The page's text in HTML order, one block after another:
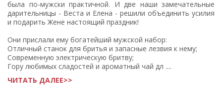
была по-мужски практичной. И две наши замечательные
дарительницы - Веста и Елена - решили объединить усилия
и подарить Жене настоящий праздник!
Они прислали ему богатейший мужской набор:
Отличный станок для бритья и запасные лезвия к нему;
Современную электрическую бритву;
Гору любимых сладостей и ароматный чай дл ....
ЧИТАТЬ ДАЛЕЕ>>